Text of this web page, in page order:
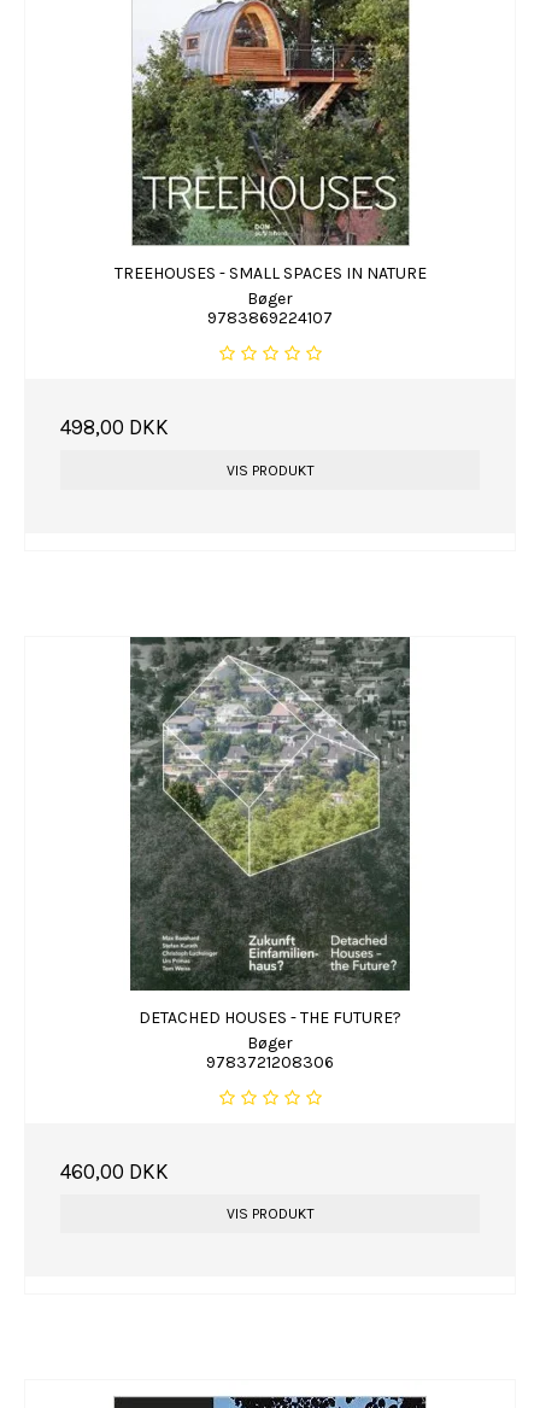
TREEHOUSES - SMALL SPACES IN NATURE
Bøger
9783869224107
498,00 DKK
VIS PRODUKT
DETACHED HOUSES - THE FUTURE?
Bøger
9783721208306
460,00 DKK
VIS PRODUKT